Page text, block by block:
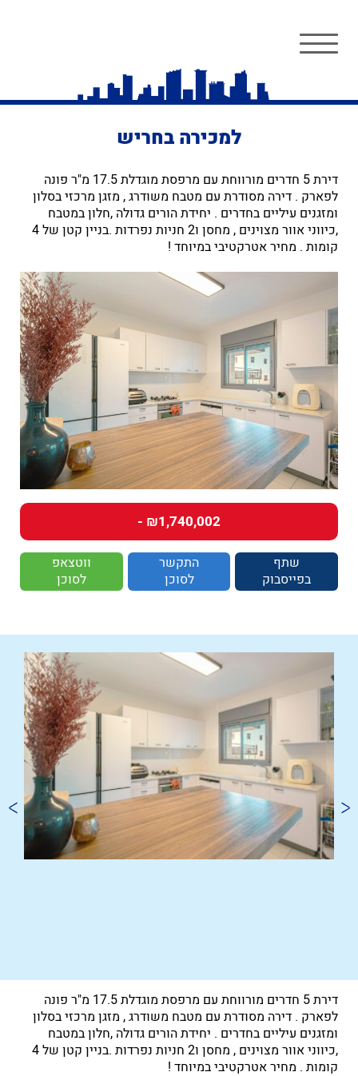
למכירה בחריש
דירת 5 חדרים מורווחת עם מרפסת מוגדלת 17.5 מ"ר פונה
לפארק . דירה מסודרת עם מטבח משודרג , מזגן מרכזי בסלון
ומזגנים עיליים בחדרים . יחידת הורים גדולה ,חלון במטבח
,כיווני אוור מצוינים , מחסן ו2 חניות נפרדות .בניין קטן של 4
קומות . מחיר אטרקטיבי במיוחד !
₪1,740,002 -
שתף
בפייסבוק
התקשר
לסוכן
ווטצאפ
לסוכן
דירת 5 חדרים מורווחת עם מרפסת מוגדלת 17.5 מ"ר פונה
לפארק . דירה מסודרת עם מטבח משודרג , מזגן מרכזי בסלון
ומזגנים עיליים בחדרים . יחידת הורים גדולה ,חלון במטבח
,כיווני אוור מצוינים , מחסן ו2 חניות נפרדות .בניין קטן של 4
קומות . מחיר אטרקטיבי במיוחד !